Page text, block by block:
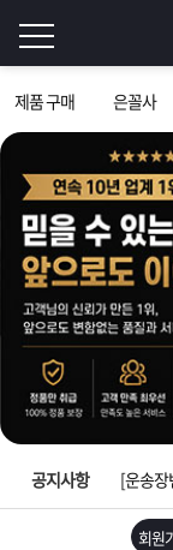
제품 구매 은꼴사
그
인
이
필
요
니
로
Q&A
파
워
맨
제
품
은
공지사항
[2026구
[ios앱
회원